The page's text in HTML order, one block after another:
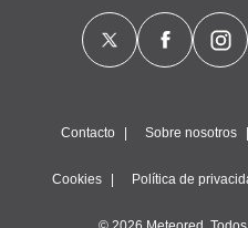
Contacto Sobre nosotros
Cookies Política de